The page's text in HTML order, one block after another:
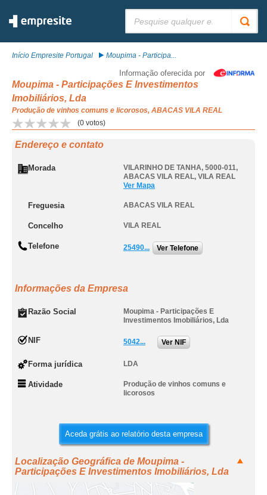
Início Empresite Portugal Moupima - Participa...
Informação oferecida por
Moupima - Participações E Investimentos
Imobiliários, Lda
Produção de vinhos comuns e licorosos, ABACAS VILA REAL
(0 votos)
Endereço e contato
Morada VILARINHO DE TANHA, 5000-011,
ABACAS VILA REAL, VILA REAL
Ver Mapa
Freguesia ABACAS VILA REAL
Concelho VILA REAL
Telefone 25490... Ver Telefone
Informações da Empresa
Razão Social
Moupima - Participações E
Investimentos Imobiliários, Lda
NIF 5042... Ver NIF
Forma jurídica LDA
Atividade
Produção de vinhos comuns e
licorosos
Aceda grátis ao relatório desta empresa
Localização Geográfica de Moupima -
Participações E Investimentos Imobiliários, Lda